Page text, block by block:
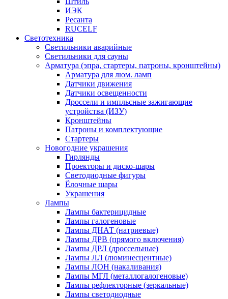
ИЭК
Ресанта
RUCELF
Светотехника
Светильники аварийные
Светильники для сауны
Арматура (эпра, стартеры, патроны, кронштейны)
Арматура для люм. ламп
Датчики движения
Датчики освещенности
Дроссели и импльсные зажигающие
устройства (ИЗУ)
Кронштейны
Патроны и комплектующие
Стартеры
Новогодние украшения
Гирлянды
Проекторы и диско-шары
Светодиодные фигуры
Ёлочные шары
Украшения
Лампы
Лампы бактерицидные
Лампы галогеновые
Лампы ДНАТ (натриевые)
Лампы ДРВ (прямого включения)
Лампы ДРЛ (дроссельные)
Лампы ЛЛ (люминесцентные)
Лампы ЛОН (накаливания)
Лампы МГЛ (металлогалогеновые)
Лампы рефлекторные (зеркальные)
Лампы светодиодные